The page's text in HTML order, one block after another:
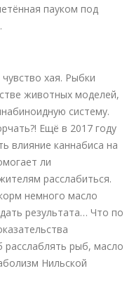
пауком под
хая. Рыбки
животных моделей,
систему.
Ещё в 2017 году
влияние каннабиса на
ли
расслабиться.
немного масло
результата… Что по
расслаблять рыб, масло
Нильской